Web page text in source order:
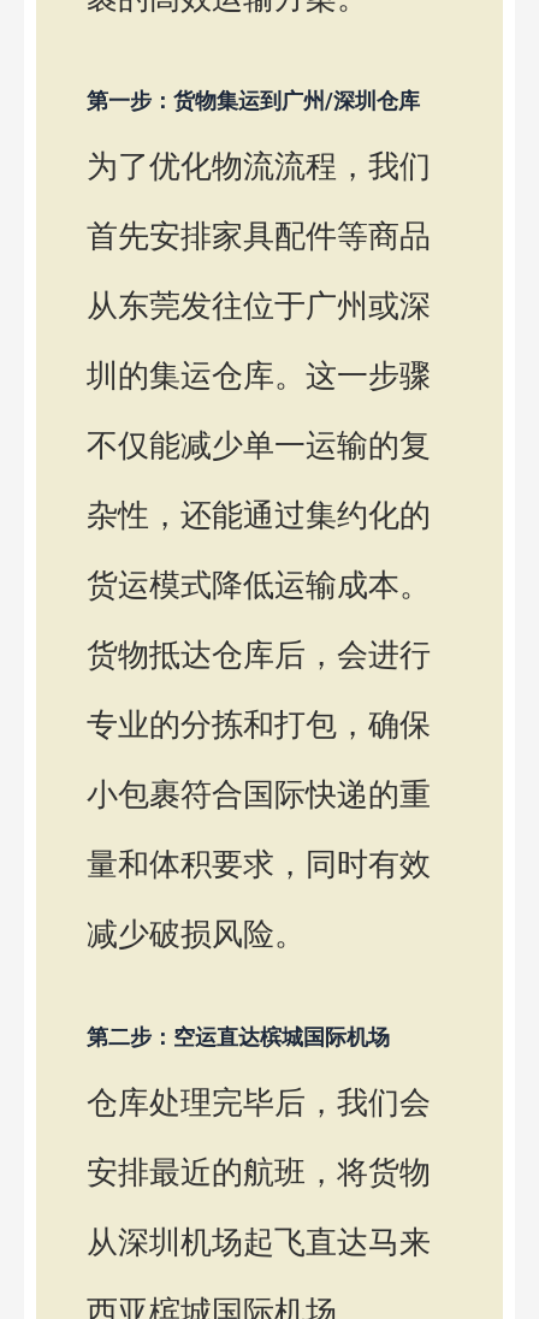
第一步：货物集运到广州/深圳仓库
为了优化物流流程，我们
首先安排家具配件等商品
从东莞发往位于广州或深
圳的集运仓库。这一步骤
不仅能减少单一运输的复
杂性，还能通过集约化的
货运模式降低运输成本。
货物抵达仓库后，会进行
专业的分拣和打包，确保
小包裹符合国际快递的重
量和体积要求，同时有效
减少破损风险。
第二步：空运直达槟城国际机场
仓库处理完毕后，我们会
安排最近的航班，将货物
从深圳机场起飞直达马来